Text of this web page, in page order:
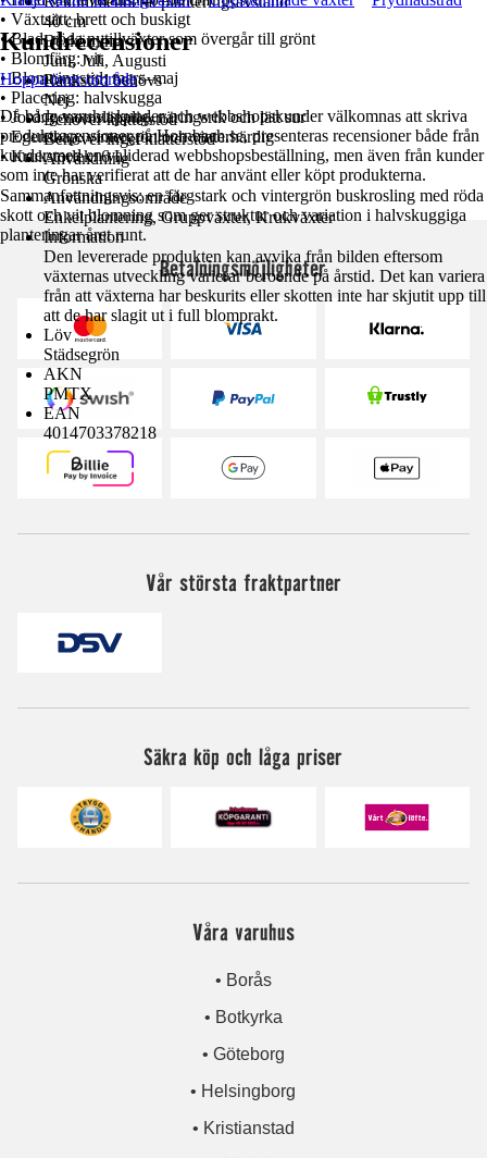
40 cm
Beskärning
Juni, Juli, Augusti
Rankstöd behövs
Nej
Behöver klätterstöd
Behöver inget klätterstöd
Användning
Grönska
Användningsområde
Enkelplantering, Gruppväxter, Krukväxter
Information
Den levererade produkten kan avvika från bilden eftersom
växternas utveckling varierar beroende på årstid. Det kan variera
från att växterna har beskurits eller skotten inte har skjutit upp till
att de har slagit ut i full blomprakt.
Löv
Städsegrön
AKN
PMTX
EAN
4014703378218
• Växtsätt: brett och buskigt
• Blad: röda nytillväxter som övergår till grönt
• Blomfärg: vit
• Blomningstid: mars–maj
• Placering: halvskugga
• Jord: genomsläpplig, näringsrik och lätt sur
• Egenskap: vintergrön och vinterhärdig
• Krukstorlek: 6 L
Sammanfattningsvis: en färgstark och vintergrön buskrosling med röda
skott och vit blomning som ger struktur och variation i halvskuggiga
planteringar året runt.
Kundrecensioner
Hoppa över område
Då både varuhuskunder och webbshopskunder välkomnas att skriva
produktrecensioner på Hornbach.se, presenteras recensioner både från
kunder med en validerad webbshopsbeställning, men även från kunder
som inte har verifierat att de har använt eller köpt produkterna.
Betalningsmöjligheter
Vår största fraktpartner
Säkra köp och låga priser
Våra varuhus
• Borås
• Botkyrka
• Göteborg
• Helsingborg
• Kristianstad